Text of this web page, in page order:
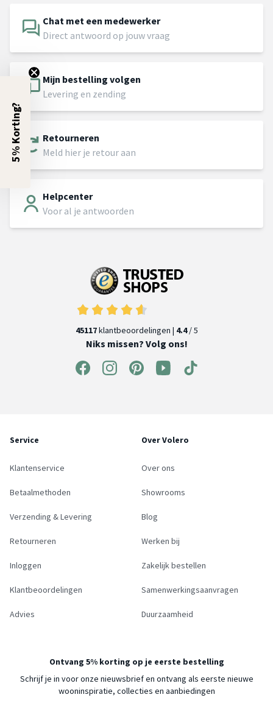
Chat met een medewerker
Direct antwoord op jouw vraag
Mijn bestelling volgen
Levering en zending
Retourneren
Meld hier je retour aan
Helpcenter
Voor al je antwoorden
45117klantbeoordelingen | 4.4/ 5
Niks missen? Volg ons!
Service
Klantenservice
Betaalmethoden
Verzending & Levering
Retourneren
Inloggen
Klantbeoordelingen
Advies
Over Volero
Over ons
Showrooms
Blog
Werken bij
Zakelijk bestellen
Samenwerkingsaanvragen
Duurzaamheid
Ontvang 5% korting op je eerste bestelling
Schrijf je in voor onze nieuwsbrief en ontvang als eerste nieuwe
wooninspiratie, collecties en aanbiedingen
5% Korting?